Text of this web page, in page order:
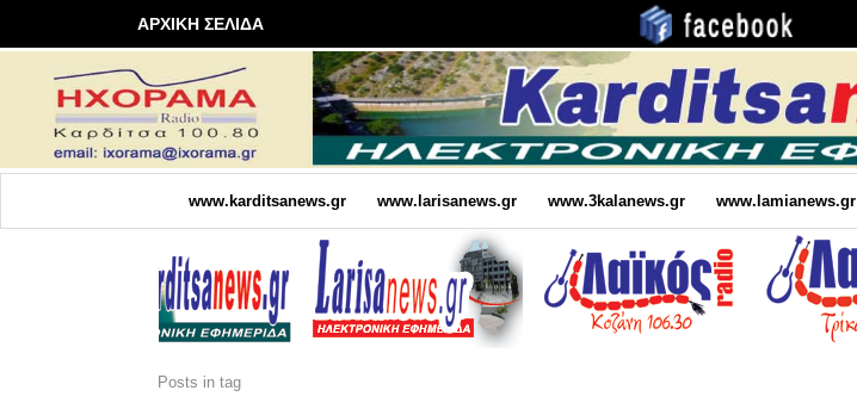
ΑΡΧΙΚΗ ΣΕΛΙΔΑ
www.karditsanews.gr www.larisanews.gr www.3kalanews.gr www.lamianews.gr
Posts in tag